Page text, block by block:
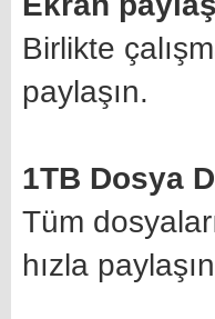
Birlikte
paylaşın.
1TB Dosya
Tüm
hızla